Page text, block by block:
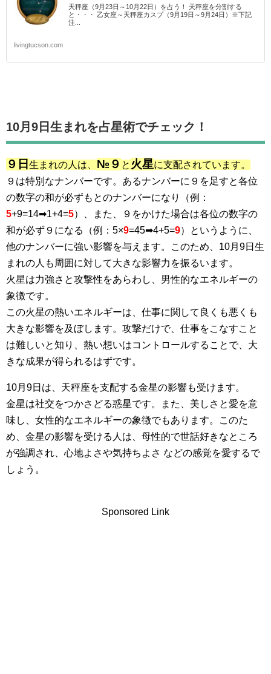
天秤座（9月23日～10月22日）を占う！ 天秤座を分割する
と・・・ 乙女座～天秤座カスプ（9月19日～9月24日）※下記
注...
livingtucson.com
10月9日生まれを占星術でチェック！
９日 生まれの人は、 №９ と 火星に支配されています。
９は特別なナンバーです。あるナンバーに９を足すと各位
の数字の和が必ずもとのナンバーになり（例：
5+9=14➡1+4=5）、また、９をかけた場合は各位の数字の
和が必ず９になる（例：5×9=45➡4+5=9）というように、
他のナンバーに強い影響を与えます。このため、10月9日生
まれの人も周囲に対して大きな影響力を振るいます。
火星は力強さと攻撃性をあらわし、男性的なエネルギーの
象徴です。
この火星の熱いエネルギーは、仕事に関して良くも悪くも
大きな影響を及ぼします。攻撃だけで、仕事をこなすこと
は難しいと知り、熱い想いはコントロールすることで、大
きな成果が得られるはずです。
10月9日は、天秤座を支配する金星の影響も受けます。
金星は社交をつかさどる惑星です。また、美しさと愛を意
味し、女性的なエネルギーの象徴でもあります。このた
め、金星の影響を受ける人は、母性的で世話好きなところ
が強調され、心地よさや気持ちよさ などの感覚を愛するで
しょう。
Sponsored Link